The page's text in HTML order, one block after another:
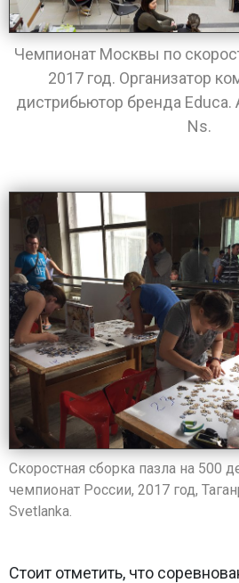
Чемпионат Москвы по
2017 год. Организатор
дистрибьютор бренда Educa.
Ns.
Скоростная сборка пазла на 500
чемпионат России, 2017 год,
Svetlanka.
Стоит отметить, что